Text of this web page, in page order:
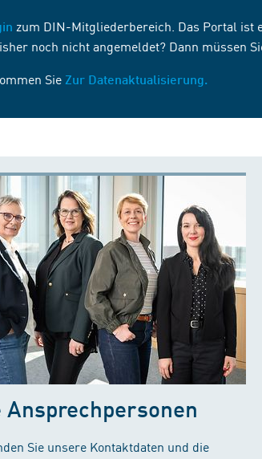
zum DIN-Mitgliederbereich. Das Portal
noch nicht angemeldet? Dann müssen
Sie Zur Datenaktualisierung.
Ansprechpersonen
Sie unsere Kontaktdaten und die